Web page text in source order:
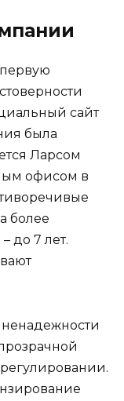
первую
сайт
была
Ларсом
офисом в
более
до 7 лет.